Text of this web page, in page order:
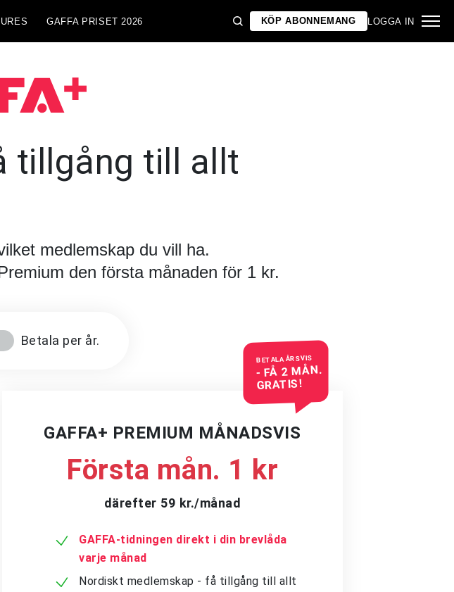
GAFFA PRISET 2026 KÖP ABONNEMANG LOGGA IN
tillgång till allt
medlemskap du vill ha.
den första månaden för 1 kr.
Betala per år.
BETALA ÅRSVIS
- FÅ 2 MÅN.
GRATIS!
GAFFA+ PREMIUM MÅNADSVIS
Första mån. 1 kr
därefter 59 kr./månad
GAFFA-tidningen direkt i din brevlåda
varje månad
Nordiskt medlemskap - få tillgång till allt